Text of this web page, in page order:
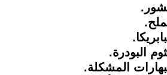
البودرة.
المشكلة.